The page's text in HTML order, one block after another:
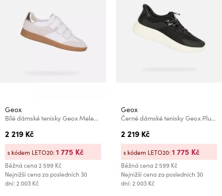
Geox
Bílé dámské tenisky Geox Meleda
2 219 Kč
Běžná cena2 599 Kč
Nejnižší cena za posledních 30
dní: 2 003 Kč
s kódem LETO20:1 775 Kč
Geox
Černé dámské tenisky Geox Plummery Plus
2 219 Kč
Běžná cena2 599 Kč
Nejnižší cena za posledních 30
dní: 2 003 Kč
s kódem LETO20:1 775 Kč